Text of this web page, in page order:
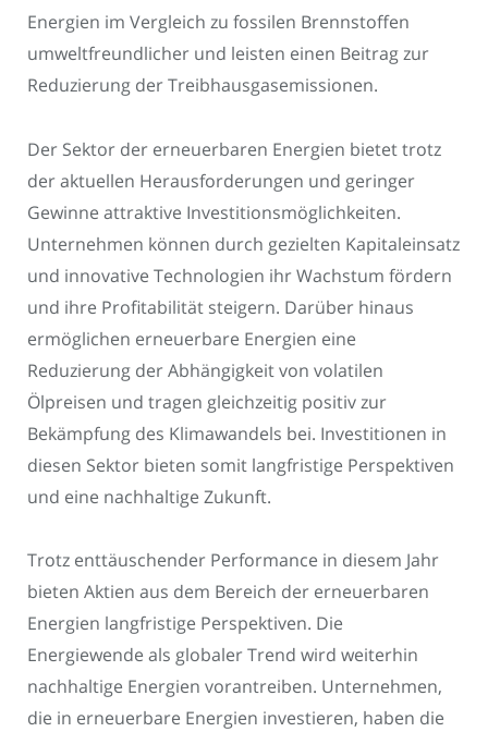
Energien im Vergleich zu fossilen Brennstoffen
umweltfreundlicher und leisten einen Beitrag zur
Reduzierung der Treibhausgasemissionen.
Der Sektor der erneuerbaren Energien bietet trotz
der aktuellen Herausforderungen und geringer
Gewinne attraktive Investitionsmöglichkeiten.
Unternehmen können durch gezielten Kapitaleinsatz
und innovative Technologien ihr Wachstum fördern
und ihre Profitabilität steigern. Darüber hinaus
ermöglichen erneuerbare Energien eine
Reduzierung der Abhängigkeit von volatilen
Ölpreisen und tragen gleichzeitig positiv zur
Bekämpfung des Klimawandels bei. Investitionen in
diesen Sektor bieten somit langfristige Perspektiven
und eine nachhaltige Zukunft.
Trotz enttäuschender Performance in diesem Jahr
bieten Aktien aus dem Bereich der erneuerbaren
Energien langfristige Perspektiven. Die
Energiewende als globaler Trend wird weiterhin
nachhaltige Energien vorantreiben. Unternehmen,
die in erneuerbare Energien investieren, haben die